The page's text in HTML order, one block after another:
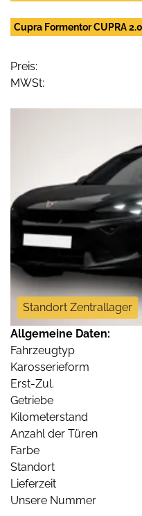
Cupra Formentor CUPRA
Preis:
MWSt:
Standort Zentrallager
Allgemeine Daten:
Fahrzeugtyp
Karosserieform
Erst-Zul.
Getriebe
Kilometerstand
Anzahl der Türen
Farbe
Standort
Lieferzeit
Unsere Nummer